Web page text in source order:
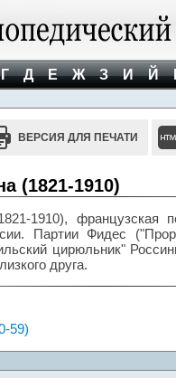
Д Е Ж З И Й
ВЕРСИЯ ДЛЯ ПЕЧАТИ
(1821-1910)
1910), французская
Партии Фидес
цирюльник"
друга.
59)